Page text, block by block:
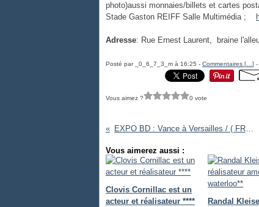
photo)aussi monnaies/billets et cartes
Stade Gaston REIFF Salle Multimédia ;
Adresse: Rue Ernest Laurent, braine
Posté par _0_6_7_3_m à 16:25 - Commentaires [ ] -
Vous aimez ? 0 vote
EXPO BD : Vance à Versailles / ( FRANCE )
Vous aimerez aussi :
Clovis Cornillac est un
acteur et réalisateur ****
Randal